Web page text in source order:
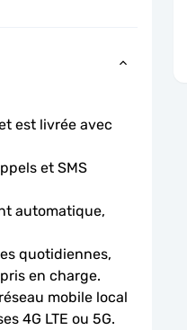
est livrée avec
et SMS
automatique,
quotidiennes,
en charge.
mobile local
4G LTE ou 5G.